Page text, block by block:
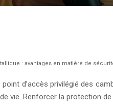
: avantages en matière de
d’accès privilégié des
vie. Renforcer la protection